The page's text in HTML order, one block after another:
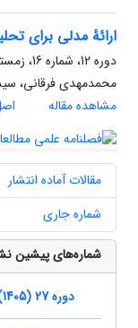
ارائۀ مدلی برای
دوره 12، شماره 16، زمستان 1390، صفحه
محمدمهدی فرقانی،
مشاهده مقاله
مقالات آماده انتشار
شماره جاری
شماره‌های پیشین
دوره 27 (1405)